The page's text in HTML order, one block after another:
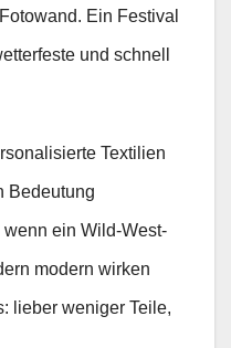
Ein Festival
und schnell
Textilien
Bedeutung
ein Wild-West-
modern wirken
lieber weniger Teile,